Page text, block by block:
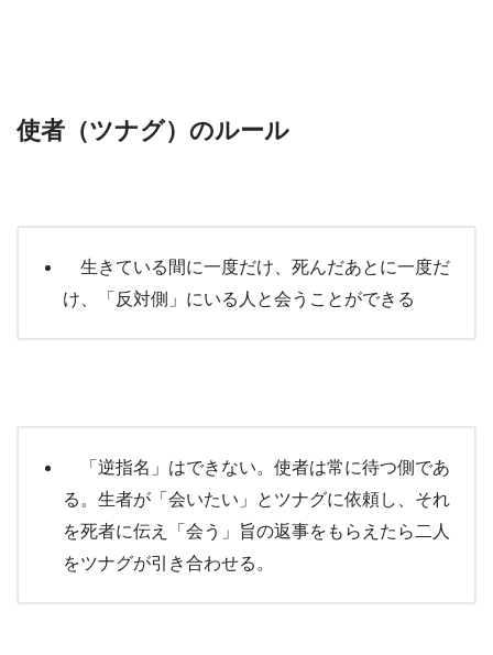
使者（ツナグ）のルール
生きている間に一度だけ、死んだあとに一度だ
け、「反対側」にいる人と会うことができる
「逆指名」はできない。使者は常に待つ側であ
る。生者が「会いたい」とツナグに依頼し、それ
を死者に伝え「会う」旨の返事をもらえたら二人
をツナグが引き合わせる。